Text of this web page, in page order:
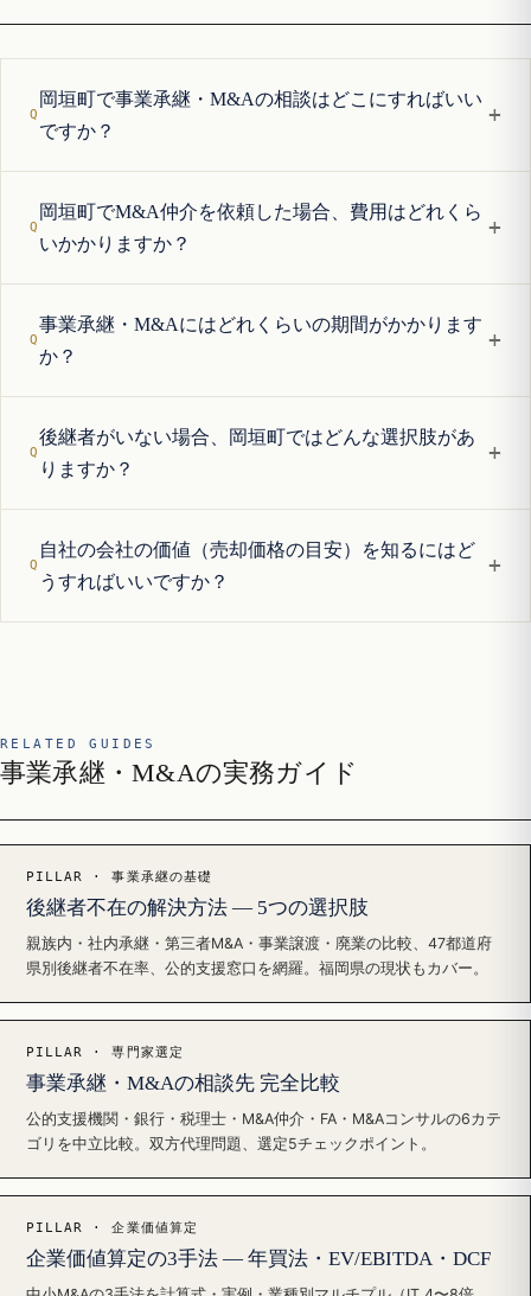
岡垣町で事業承継・M&Aの相談はどこにすればいい
ですか？
+
岡垣町でM&A仲介を依頼した場合、費用はどれくら
いかかりますか？
+
事業承継・M&Aにはどれくらいの期間がかかります
か？
+
後継者がいない場合、岡垣町ではどんな選択肢があ
りますか？
+
自社の会社の価値（売却価格の目安）を知るにはど
うすればいいですか？
+
RELATED GUIDES
事業承継・M&Aの実務ガイド
PILLAR · 事業承継の基礎
後継者不在の解決方法 — 5つの選択肢
親族内・社内承継・第三者M&A・事業譲渡・廃業の比較、47都道府
県別後継者不在率、公的支援窓口を網羅。福岡県の現状もカバー。
PILLAR · 専門家選定
事業承継・M&Aの相談先 完全比較
公的支援機関・銀行・税理士・M&A仲介・FA・M&Aコンサルの6カテ
ゴリを中立比較。双方代理問題、選定5チェックポイント。
PILLAR · 企業価値算定
企業価値算定の3手法 — 年買法・EV/EBITDA・DCF